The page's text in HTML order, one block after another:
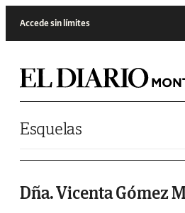
Accede sin límites
Esquelas
Dña. Vicenta Gómez